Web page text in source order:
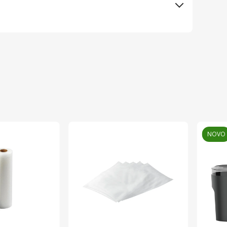
5999084965853
NOVO